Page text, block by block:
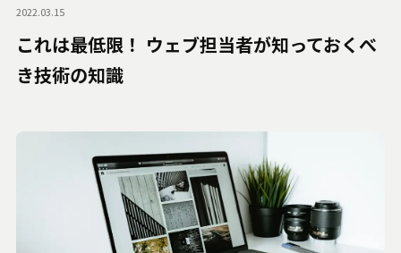
2022.03.15
これは最低限！ ウェブ担当者が知っておくべ
き技術の知識